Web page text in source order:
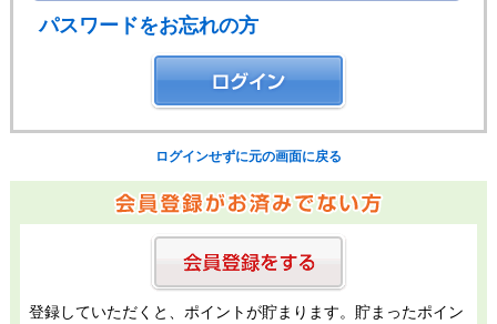
パスワードをお忘れの方
ログインせずに元の画面に戻る
登録していただくと、ポイントが貯まります。貯まったポイン